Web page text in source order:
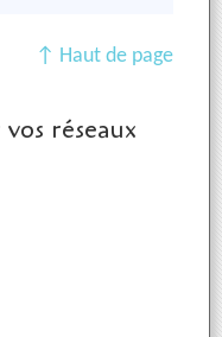
↑ Haut de page
réseaux